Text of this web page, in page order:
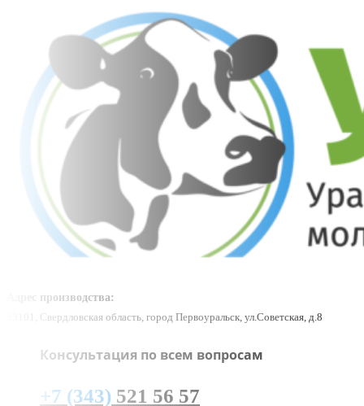
Адрес производства:
23101, Свердловская область, город Первоуральск, ул.Советская, д.8
Консультация по всем вопросам
+7 (343) 521 56 57